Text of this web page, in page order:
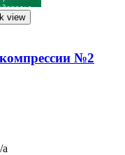
view
№2